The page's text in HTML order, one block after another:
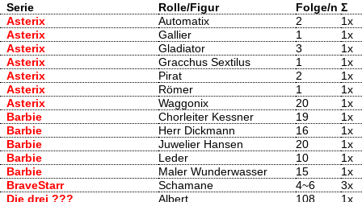
Serie Rolle/Figur Folge/n Σ
Asterix
Automatix 2
1x
Asterix
Gallier 1
1x
Asterix
Gladiator 3
1x
Asterix
Gracchus Sextilus 1
1x
Asterix
Pirat 2
1x
Asterix
Römer 1
1x
Asterix
Waggonix 20
1x
Barbie
Chorleiter Kessner 19
1x
Barbie
Herr Dickmann 16
1x
Barbie
Juwelier Hansen 20
1x
Barbie
Leder 10
1x
Barbie
Maler Wunderwasser 15
1x
BraveStarr
Schamane 4~6
3x
Die drei ???
Albert 108
1x